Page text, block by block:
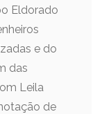
Eldorado
e do
das
Leila
de